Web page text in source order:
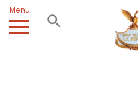
Menu